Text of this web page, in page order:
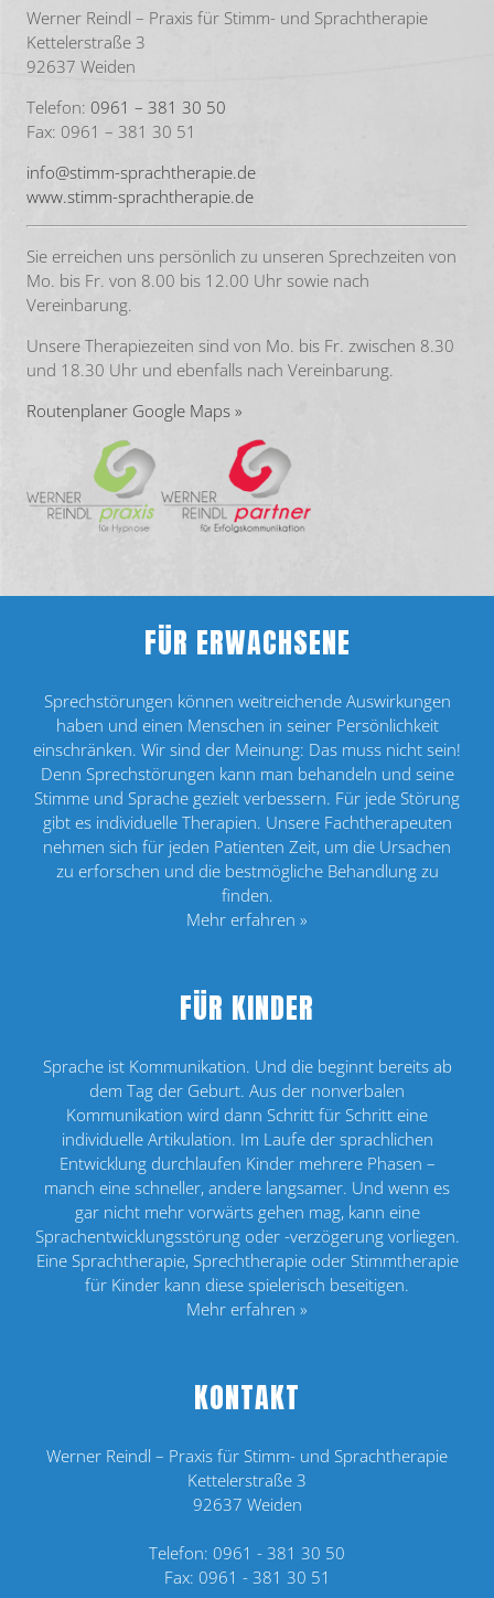
Werner Reindl – Praxis für Stimm- und Sprachtherapie
Kettelerstraße 3
92637 Weiden
Telefon: 0961 – 381 30 50
Fax: 0961 – 381 30 51
info@stimm-sprachtherapie.de
www.stimm-sprachtherapie.de
Sie erreichen uns persönlich zu unseren Sprechzeiten von
Mo. bis Fr. von 8.00 bis 12.00 Uhr sowie nach
Vereinbarung.
Unsere Therapiezeiten sind von Mo. bis Fr. zwischen 8.30
und 18.30 Uhr und ebenfalls nach Vereinbarung.
Routenplaner Google Maps »
FÜR ERWACHSENE
Sprechstörungen können weitreichende Aus­wirkungen
haben und einen Menschen in seiner Persönlichkeit
einschränken. Wir sind der Meinung: Das muss nicht sein!
Denn Sprechstörungen kann man behandeln und seine
Stimme und Sprache gezielt verbessern. Für jede Störung
gibt es individuelle Therapien. Unsere Fachtherapeuten
nehmen sich für jeden Patienten Zeit, um die Ursachen
zu erforschen und die bestmögliche Behandlung zu
finden.
Mehr erfahren »
FÜR KINDER
Sprache ist Kommunikation. Und die beginnt bereits ab
dem Tag der Geburt. Aus der nonverbalen
Kommunikation wird dann Schritt für Schritt eine
individuelle Artikulation. Im Laufe der sprachlichen
Entwicklung durchlaufen Kinder mehrere Phasen –
manch eine schneller, andere langsamer. Und wenn es
gar nicht mehr vorwärts gehen mag, kann eine
Sprachentwicklungsstörung oder -verzögerung vorliegen.
Eine Sprachtherapie, Sprechtherapie oder Stimmtherapie
für Kinder kann diese spielerisch beseitigen.
Mehr erfahren »
KONTAKT
Werner Reindl – Praxis für Stimm- und Sprachtherapie
Kettelerstraße 3
92637 Weiden
Telefon: 0961 - 381 30 50
Fax: 0961 - 381 30 51